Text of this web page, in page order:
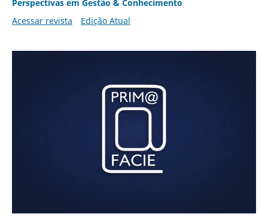
Perspectivas em Gestão & Conhecimento
Acessar revista
Edição Atual